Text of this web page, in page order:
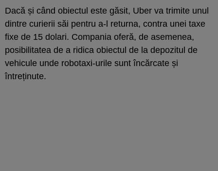
Dacă și când obiectul este găsit, Uber va trimite unul
dintre curierii săi pentru a-l returna, contra unei taxe
fixe de 15 dolari. Compania oferă, de asemenea,
posibilitatea de a ridica obiectul de la depozitul de
vehicule unde robotaxi-urile sunt încărcate și
întreținute.